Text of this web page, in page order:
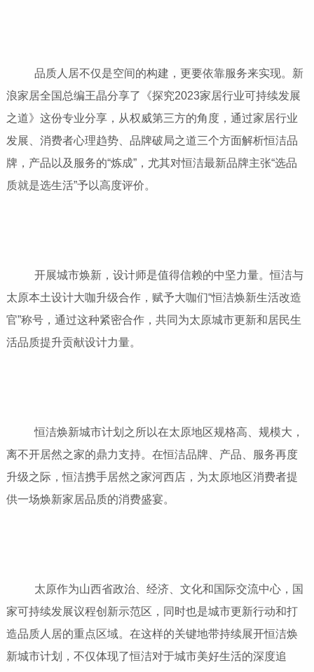
品质人居不仅是空间的构建，更要依靠服务来实现。新
浪家居全国总编王晶分享了《探究2023家居行业可持续发展
之道》这份专业分享，从权威第三方的角度，通过家居行业
发展、消费者心理趋势、品牌破局之道三个方面解析恒洁品
牌，产品以及服务的“炼成”，尤其对恒洁最新品牌主张“选品
质就是选生活”予以高度评价。
开展城市焕新，设计师是值得信赖的中坚力量。恒洁与
太原本土设计大咖升级合作，赋予大咖们“恒洁焕新生活改造
官”称号，通过这种紧密合作，共同为太原城市更新和居民生
活品质提升贡献设计力量。
恒洁焕新城市计划之所以在太原地区规格高、规模大，
离不开居然之家的鼎力支持。在恒洁品牌、产品、服务再度
升级之际，恒洁携手居然之家河西店，为太原地区消费者提
供一场焕新家居品质的消费盛宴。
太原作为山西省政治、经济、文化和国际交流中心，国
家可持续发展议程创新示范区，同时也是城市更新行动和打
造品质人居的重点区域。在这样的关键地带持续展开恒洁焕
新城市计划，不仅体现了恒洁对于城市美好生活的深度追